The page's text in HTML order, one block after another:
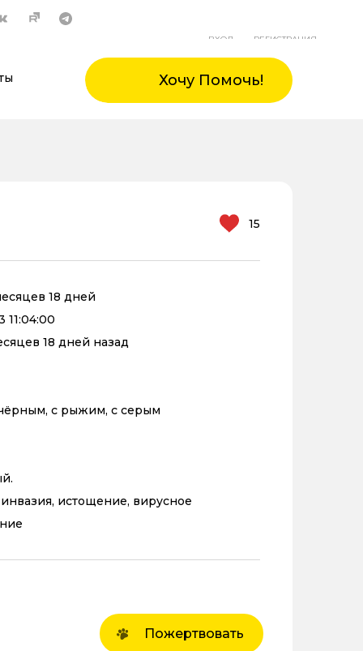
ВХОД РЕГИСТРАЦИЯ
Хочу Помочь!
15
18 дней
11:04:00
18 дней назад
с рыжим, с серым
инвазия, истощение, вирусное
Пожертвовать